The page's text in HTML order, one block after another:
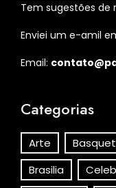
Tem sugestões de
Enviei um e-amil
Email:
Categorias
Arte
Brasilia